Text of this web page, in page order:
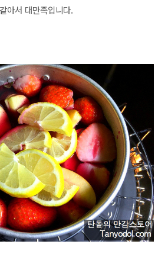
같아서 대만족입니다.